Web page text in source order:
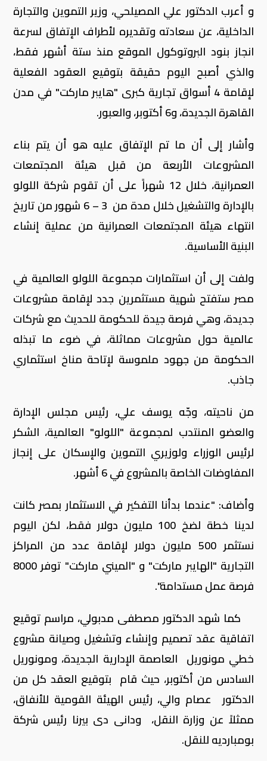
و أعرب الدكتور علي المصيلحي، وزير التموين والتجارة
الداخلية، عن سعادته وتقديره لأطراف الإتفاق لسرعة
انجاز بنود البروتوكول الموقع منذ ستة أشهر فقط،
والذي أصبح اليوم حقيقة بتوقيع العقود الفعلية
لإقامة 4 أسواق تجارية كبرى "هايبر ماركت" في مدن
القاهرة الجديدة، و6 أكتوبر، والعبور.
وأشار إلى أن ما تم الإتفاق عليه هو أن يتم بناء
المشروعات الأربعة من قبل هيئة المجتمعات
العمرانية، خلال 12 شهراً على أن تقوم شركة اللولو
بالإدارة والتشغيل خلال مدة من 3 – 6 شهور من تاريخ
انتهاء هيئة المجتمعات العمرانية من عملية إنشاء
البنية الأساسية.
ولفت إلى أن استثمارات مجموعة اللولو العالمية في
مصر ستفتح شهية مستثمرين جدد لإقامة مشروعات
جديدة، وهي فرصة جيدة للحكومة للحديث مع شركات
عالمية حول مشروعات مماثلة، في ضوء ما تبذله
الحكومة من جهود ملموسة لإتاحة مناخ استثماري
جاذب.
من ناحيته، وجّه يوسف علي، رئيس مجلس الإدارة
والعضو المنتدب لمجموعة "اللولو" العالمية، الشكر
لرئيس الوزراء ولوزيري التموين والإسكان على إنجاز
المفاوضات الخاصة بالمشروع في 6 أشهر.
وأضاف: "عندما بدأنا التفكير في الاستثمار بمصر كانت
لدينا خطة لضخ 100 مليون دولار فقط، لكن اليوم
نستثمر 500 مليون دولار لإقامة عدد من المراكز
التجارية "الهايبر ماركت" و "الميني ماركت" توفر 8000
فرصة عمل مستدامة".
كما شهد الدكتور مصطفى مدبولي، مراسم توقيع
اتفاقية عقد تصميم وإنشاء وتشغيل وصيانة مشروع
خطي مونوريل العاصمة الإدارية الجديدة، ومونوريل
السادس من أكتوبر، حيث قام بتوقيع العقد كل من
الدكتور عصام والي، رئيس الهيئة القومية للأنفاق،
ممثلاً عن وزارة النقل، ودانى دى بيرنا رئيس شركة
بومبارديه للنقل.